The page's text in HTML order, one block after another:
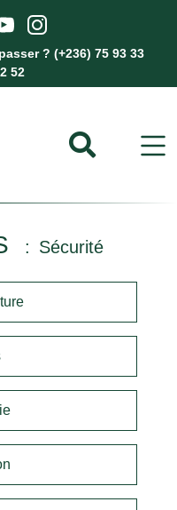
? (+236) 75 93 33
52
Sécurité